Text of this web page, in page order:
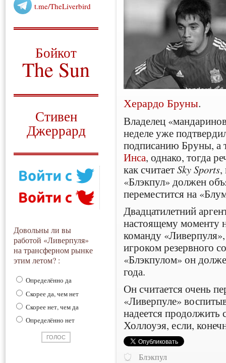
t.me/TheLiverbird
Бойкот
The Sun
Стивен
Джеррард
Довольны ли вы
работой «Ливерпуля»
на трансферном рынке
этим летом? :
Определённо да
Скорее да, чем нет
Скорее нет, чем да
Определённо нет
Херардо Бруны.
Владелец
неделе уже
подписанию Бруны, а
Инса, однако, тогда
как считаетSky Sports,
«Блэкпул» должен
переместится на
Двадцатилетний
настоящему моменту
команду
игроком резервного
«Блэкпулом» он
года.
Он считается очень
«Ливерпуле»
надеется продолжить
Холлоуэя, если,
Блэкпул